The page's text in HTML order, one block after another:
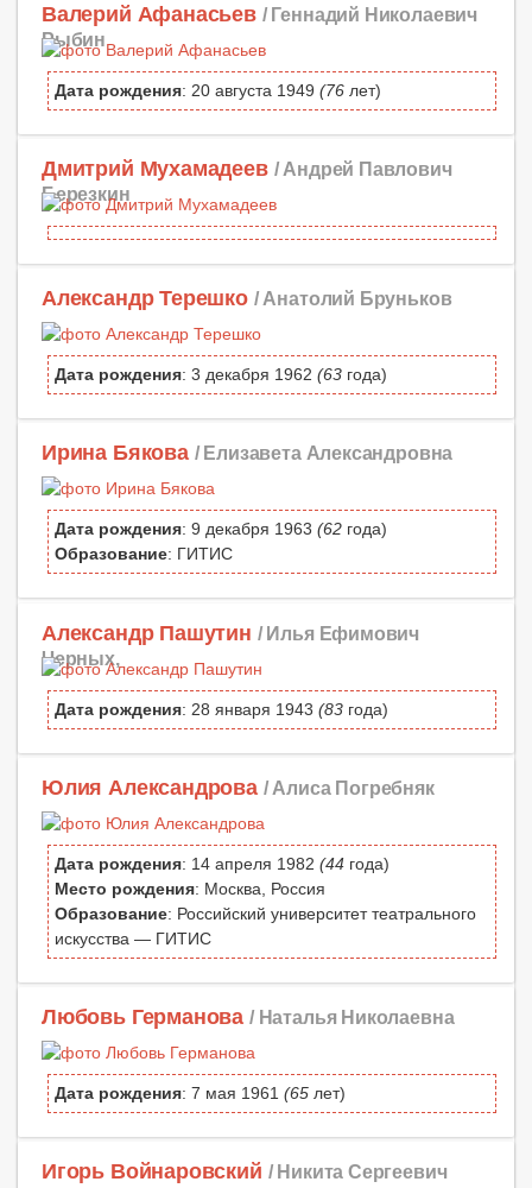
Валерий Афанасьев / Геннадий Николаевич
Рыбин
Дата рождения: 20 августа 1949 (76 лет)
Дмитрий Мухамадеев / Андрей Павлович
Березкин
Александр Терешко / Анатолий Бруньков
Дата рождения: 3 декабря 1962 (63 года)
Ирина Бякова / Елизавета Александровна
Дата рождения: 9 декабря 1963 (62 года)
Образование: ГИТИС
Александр Пашутин / Илья Ефимович
Черных,
Дата рождения: 28 января 1943 (83 года)
Юлия Александрова / Алиса Погребняк
Дата рождения: 14 апреля 1982 (44 года)
Место рождения: Москва, Россия
Образование: Российский университет театрального
искусства — ГИТИС
Любовь Германова / Наталья Николаевна
Дата рождения: 7 мая 1961 (65 лет)
Игорь Войнаровский / Никита Сергеевич